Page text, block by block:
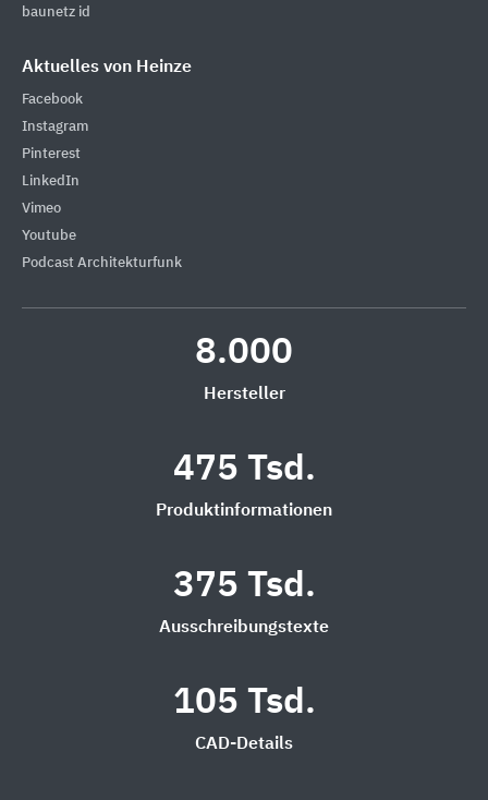
baunetz id
Aktuelles von Heinze
Facebook
Instagram
Pinterest
LinkedIn
Vimeo
Youtube
Podcast Architekturfunk
8.000
Hersteller
475 Tsd.
Produktinformationen
375 Tsd.
Ausschreibungstexte
105 Tsd.
CAD-Details